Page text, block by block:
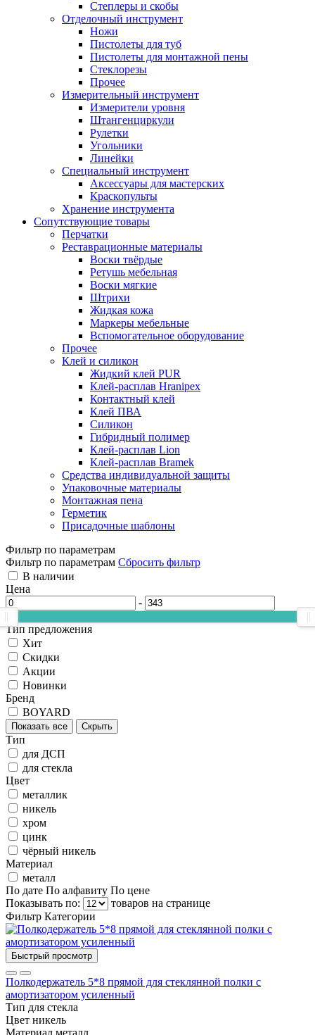
Степлеры и скобы
Отделочный инструмент
Ножи
Пистолеты для туб
Пистолеты для монтажной пены
Стеклорезы
Прочее
Измерительный инструмент
Измерители уровня
Штангенциркули
Рулетки
Угольники
Линейки
Специальный инструмент
Аксессуары для мастерских
Краскопульты
Хранение инструмента
Сопутствующие товары
Перчатки
Реставрационные материалы
Воски твёрдые
Ретушь мебельная
Воски мягкие
Штрихи
Жидкая кожа
Маркеры мебельные
Вспомогательное оборудование
Прочее
Клей и силикон
Жидкий клей PUR
Клей-расплав Hranipex
Контактный клей
Клей ПВА
Силикон
Гибридный полимер
Клей-расплав Lion
Клей-расплав Bramek
Средства индивидуальной защиты
Упаковочные материалы
Монтажная пена
Герметик
Присадочные шаблоны
Фильтр по параметрам
Фильтр по параметрам Сбросить фильтр
В наличии
Цена
-
Тип предложения
Хит
Скидки
Акции
Новинки
Бренд
BOYARD
Показать все Скрыть
Тип
для ДСП
для стекла
Цвет
металлик
никель
хром
цинк
чёрный никель
Материал
металл
По дате По алфавиту По цене
Показывать по:
товаров на странице
Фильтр Категории
Быстрый просмотр
Полкодержатель 5*8 прямой для стеклянной полки с
амортизатором усиленный
Тип для стекла
Цвет никель
Материал металл